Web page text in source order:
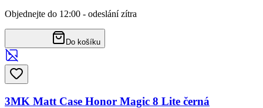
Objednejte do 12:00 - odeslání zítra
Do košíku
3MK Matt Case Honor Magic 8 Lite černá